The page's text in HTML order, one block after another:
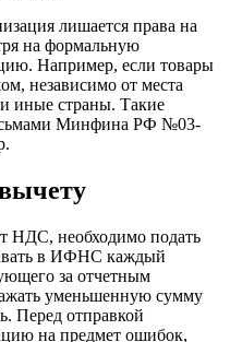
лишается права на
на формальную
Например, если товары
независимо от места
иные страны. Такие
Минфина РФ №03-
НДС, необходимо подать
в ИФНС каждый
за отчетным
уменьшенную сумму
Перед отправкой
на предмет ошибок,